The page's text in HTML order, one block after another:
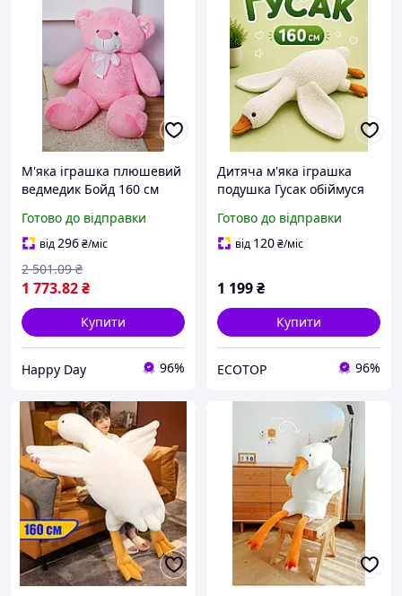
М'яка іграшка плюшевий
ведмедик Бойд 160 см
Готово до відправки
від296₴/міс
1 773.82₴
2 501.09 ₴
Купити
Happy Day 96%
Дитяча м'яка іграшка
подушка Гусак обіймуся
подушка обіймашка-
антистрес для дітей
Готово до відправки
від 120₴/міс
1 199₴
Купити
ECOTOP 96%